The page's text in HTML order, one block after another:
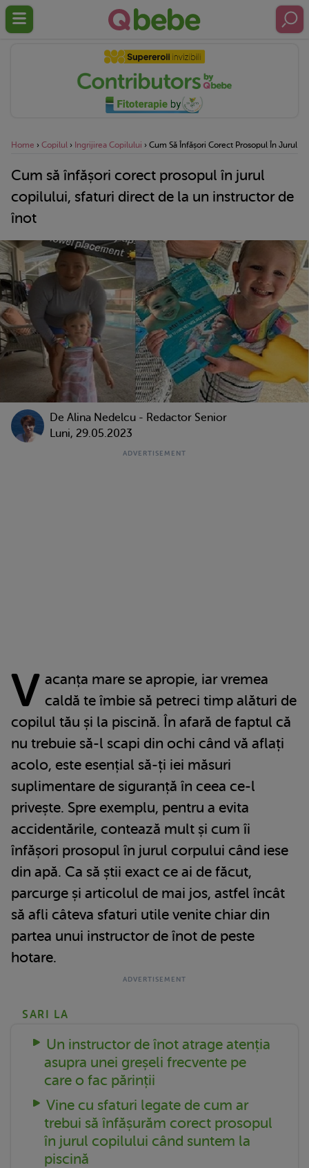
Home › Copilul › Ingrijirea Copilului › Cum Să Înfășori Corect Prosopul În Jurul
Cum să înfășori corect prosopul în jurul
copilului, sfaturi direct de la un instructor de
înot
De Alina Nedelcu - Redactor Senior
Luni, 29.05.2023
V acanța mare se apropie, iar vremea
caldă te îmbie să petreci timp alături de
copilul tău și la piscină. În afară de faptul că
nu trebuie să-l scapi din ochi când vă aflați
acolo, este esențial să-ți iei măsuri
suplimentare de siguranță în ceea ce-l
privește. Spre exemplu, pentru a evita
accidentările, contează mult și cum îi
înfășori prosopul în jurul corpului când iese
din apă. Ca să știi exact ce ai de făcut,
parcurge și articolul de mai jos, astfel încât
să afli câteva sfaturi utile venite chiar din
partea unui instructor de înot de peste
hotare.
SARI LA
Un instructor de înot atrage atenția
asupra unei greșeli frecvente pe
care o fac părinții
Vine cu sfaturi legate de cum ar
trebui să înfășurăm corect prosopul
în jurul copilului când suntem la
piscină